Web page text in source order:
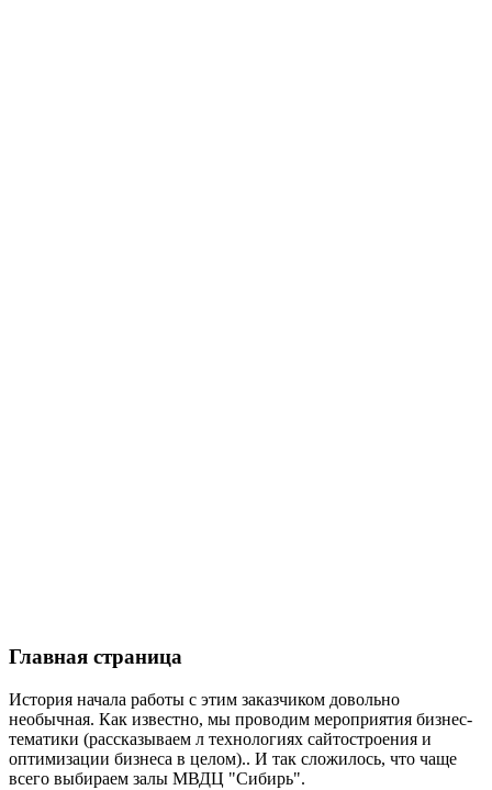
Главная страница
История начала работы с этим заказчиком довольно
необычная. Как известно, мы проводим мероприятия бизнес-
тематики (рассказываем л технологиях сайтостроения и
оптимизации бизнеса в целом).. И так сложилось, что чаще
всего выбираем залы МВДЦ "Сибирь".